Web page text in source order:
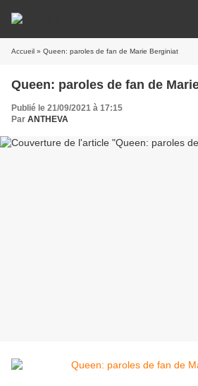
Accueil » Queen: paroles de fan de Marie Berginiat
Queen: paroles de fan de
Publié le 21/09/2021 à 17:15
Par ANTHEVA